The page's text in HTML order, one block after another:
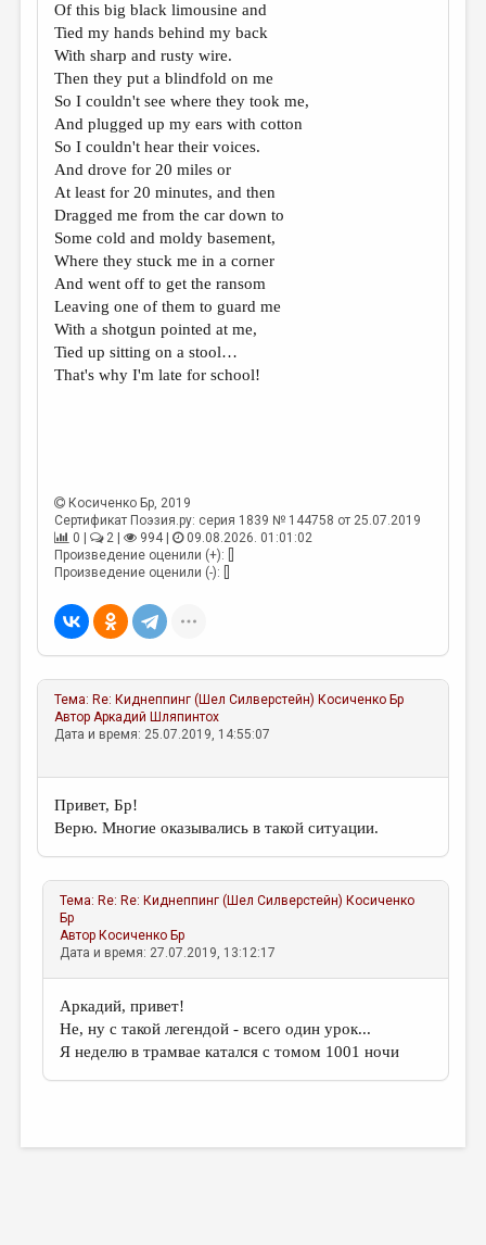
ЦИКЛЫ ПУБЛИКАЦИЙ
ТРЕДИАКОВСКИЙ
МЕДИА
ВКОНТАКТЕ
Of this big black limousine and
Tied my hands behind my back
With sharp and rusty wire.
Then they put a blindfold on me
So I couldn't see where they took me,
And plugged up my ears with cotton
So I couldn't hear their voices.
And drove for 20 miles or
At least for 20 minutes, and then
Dragged me from the car down to
Some cold and moldy basement,
Where they stuck me in a corner
And went off to get the ransom
Leaving one of them to guard me
With a shotgun pointed at me,
Tied up sitting on a stool…
That's why I'm late for school!
Косиченко Бр, 2019
Сертификат Поэзия.ру: серия 1839 № 144758 от 25.07.2019
0 |
2 | 994 |
09.08.2026. 01:01:02
Произведение оценили (+): []
Произведение оценили (-): []
Тема: Re: Киднеппинг (Шел Силверстейн) Косиченко Бр
АвторАркадий Шляпинтох
Дата и время: 25.07.2019, 14:55:07
Привет, Бр!
Верю. Многие оказывались в такой ситуации.
Тема: Re: Re: Киднеппинг (Шел Силверстейн) Косиченко
Бр
Автор Косиченко Бр
Дата и время: 27.07.2019, 13:12:17
Аркадий, привет!
Не, ну с такой легендой - всего один урок...
Я неделю в трамвае катался с томом 1001 ночи